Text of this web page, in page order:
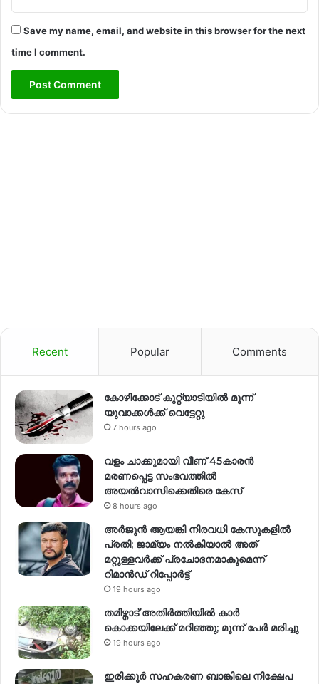
Save my name, email, and website in this browser for the next
time I comment.
Recent Popular Comments
കോഴിക്കോട് കുറ്റ്യാടിയിൽ മൂന്ന്
യുവാക്കൾക്ക് വെട്ടേറ്റു
7 hours ago
വളം ചാക്കുമായി വീണ് 45കാരൻ
മരണപ്പെട്ട സംഭവത്തിൽ
അയൽവാസിക്കെതിരെ കേസ്
8 hours ago
അര്‍ജുന്‍ ആയങ്കി നിരവധി കേസുകളില്‍
പ്രതി; ജാമ്യം നല്‍കിയാല്‍ അത്
മറ്റുള്ളവര്‍ക്ക് പ്രചോദനമാകുമെന്ന്
റിമാന്‍ഡ് റിപ്പോര്‍ട്ട്
19 hours ago
തമിഴ്നാട് അതിർത്തിയിൽ കാർ
കൊക്കയിലേക്ക് മറിഞ്ഞു; മൂന്ന് പേർ മരിച്ചു
19 hours ago
ഇരിക്കൂർ സഹകരണ ബാങ്കിലെ നിക്ഷേപ